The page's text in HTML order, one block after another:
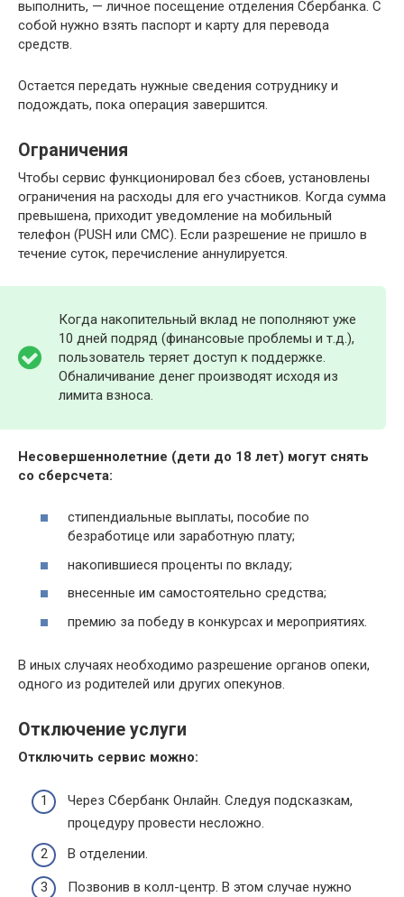
выполнить, — личное посещение отделения Сбербанка. С
собой нужно взять паспорт и карту для перевода
средств.
Остается передать нужные сведения сотруднику и
подождать, пока операция завершится.
Ограничения
Чтобы сервис функционировал без сбоев, установлены
ограничения на расходы для его участников. Когда сумма
превышена, приходит уведомление на мобильный
телефон (PUSH или СМС). Если разрешение не пришло в
течение суток, перечисление аннулируется.
Когда накопительный вклад не пополняют уже
10 дней подряд (финансовые проблемы и т.д.),
пользователь теряет доступ к поддержке.
Обналичивание денег производят исходя из
лимита взноса.
Несовершеннолетние (дети до 18 лет) могут снять
со сберсчета:
стипендиальные выплаты, пособие по
безработице или заработную плату;
накопившиеся проценты по вкладу;
внесенные им самостоятельно средства;
премию за победу в конкурсах и мероприятиях.
В иных случаях необходимо разрешение органов опеки,
одного из родителей или других опекунов.
Отключение услуги
Отключить сервис можно:
Через Сбербанк Онлайн. Следуя подсказкам,
процедуру провести несложно.
В отделении.
Позвонив в колл-центр. В этом случае нужно